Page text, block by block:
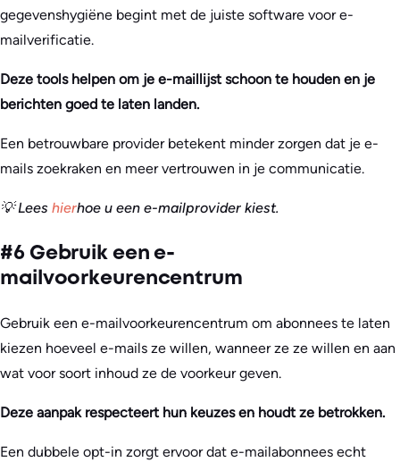
gegevenshygiëne begint met de juiste software voor e-
mailverificatie.
Deze tools helpen om je e-maillijst schoon te houden en je
berichten goed te laten landen.
Een betrouwbare provider betekent minder zorgen dat je e-
mails zoekraken en meer vertrouwen in je communicatie.
💡 Lees hierhoe u een e-mailprovider kiest.
#6 Gebruik een e-
mailvoorkeurencentrum
Gebruik een e-mailvoorkeurencentrum om abonnees te laten
kiezen hoeveel e-mails ze willen, wanneer ze ze willen en aan
wat voor soort inhoud ze de voorkeur geven.
Deze aanpak respecteert hun keuzes en houdt ze betrokken.
Een dubbele opt-in zorgt ervoor dat e-mailabonnees echt